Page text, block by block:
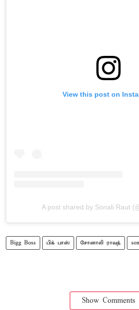
View this post on
A post shared by Sonali Raut
Bigg Boss பிக் பாஸ் சோனாலி ராவத்
Show Comments